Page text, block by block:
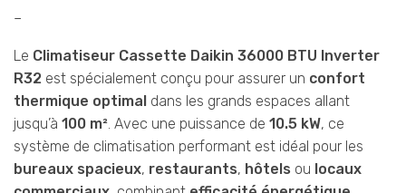
–
Le Climatiseur Cassette Daikin 36000 BTU Inverter
R32 est spécialement conçu pour assurer un confort
thermique optimal dans les grands espaces allant
jusqu’à 100 m² . Avec une puissance de 10.5 kW, ce
système de climatisation performant est idéal pour les
bureaux spacieux, restaurants, hôtels ou locaux